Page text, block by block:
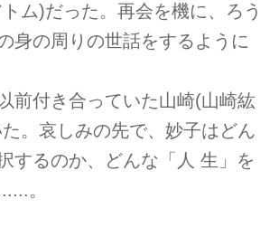
ム)だった。再会を機に、ろう
身の周りの世話をするように
前付き合っていた山崎(山崎紘
。哀しみの先で、妙子はどん
するのか、どんな「人 生」を
。